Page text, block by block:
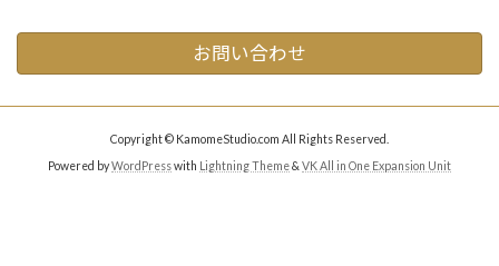
お問い合わせ
Copyright © KamomeStudio.com All Rights Reserved.
Powered byWordPresswith Lightning Theme& VK All in One Expansion Unit